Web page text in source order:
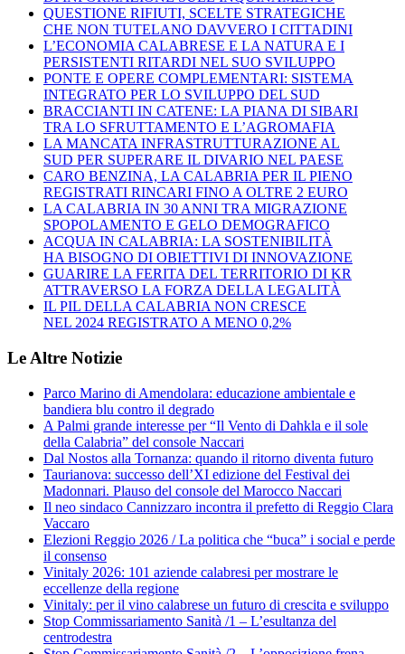
QUESTIONE RIFIUTI, SCELTE STRATEGICHE
CHE NON TUTELANO DAVVERO I CITTADINI
L’ECONOMIA CALABRESE E LA NATURA E I
PERSISTENTI RITARDI NEL SUO SVILUPPO
PONTE E OPERE COMPLEMENTARI: SISTEMA
INTEGRATO PER LO SVILUPPO DEL SUD
BRACCIANTI IN CATENE: LA PIANA DI SIBARI
TRA LO SFRUTTAMENTO E L’AGROMAFIA
LA MANCATA INFRASTRUTTURAZIONE AL
SUD PER SUPERARE IL DIVARIO NEL PAESE
CARO BENZINA, LA CALABRIA PER IL PIENO
REGISTRATI RINCARI FINO A OLTRE 2 EURO
LA CALABRIA IN 30 ANNI TRA MIGRAZIONE
SPOPOLAMENTO E GELO DEMOGRAFICO
ACQUA IN CALABRIA: LA SOSTENIBILITÀ
HA BISOGNO DI OBIETTIVI DI INNOVAZIONE
GUARIRE LA FERITA DEL TERRITORIO DI KR
ATTRAVERSO LA FORZA DELLA LEGALITÀ
IL PIL DELLA CALABRIA NON CRESCE
NEL 2024 REGISTRATO A MENO 0,2%
Le Altre Notizie
Parco Marino di Amendolara: educazione ambientale e
bandiera blu contro il degrado
A Palmi grande interesse per “Il Vento di Dahkla e il sole
della Calabria” del console Naccari
Dal Nostos alla Tornanza: quando il ritorno diventa futuro
Taurianova: successo dell’XI edizione del Festival dei
Madonnari. Plauso del console del Marocco Naccari
Il neo sindaco Cannizzaro incontra il prefetto di Reggio Clara
Vaccaro
Elezioni Reggio 2026 / La politica che “buca” i social e perde
il consenso
Vinitaly 2026: 101 aziende calabresi per mostrare le
eccellenze della regione
Vinitaly: per il vino calabrese un futuro di crescita e sviluppo
Stop Commissariamento Sanità /1 – L’esultanza del
centrodestra